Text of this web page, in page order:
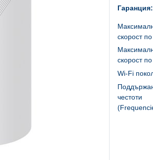
Гаранция:
скорост
скорост
Wi-Fi
честоти